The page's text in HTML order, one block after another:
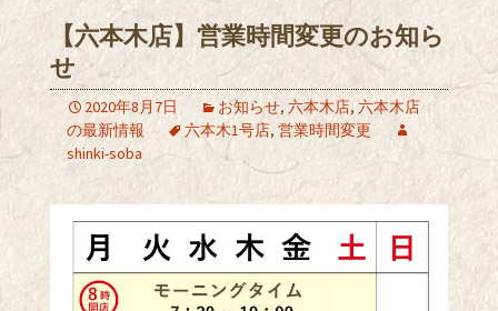
【六本木店】営業時間変更のお知ら
せ
2020年8月7日 お知らせ, 六本木店, 六本木店
の最新情報
六本木1号店, 営業時間変更
shinki-soba